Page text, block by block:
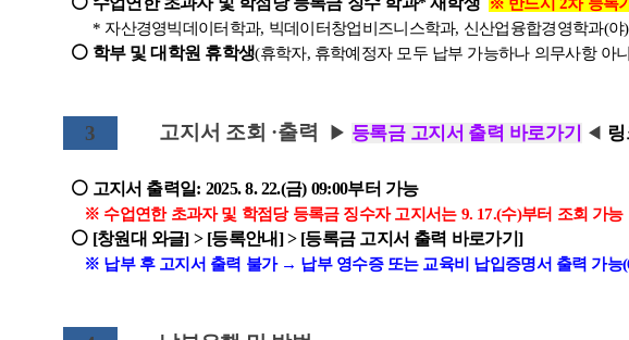
* 자산경영빅데이터학과, 빅데이터창업비즈니스학과, 신산업융합경영학과(야
⚪ 학부 및 대학원 휴학생(휴학자, 휴학예정자 모두 납부 가능하나 의무사항 아
3 고지서 조회 ·출력 ▶ 등록금 고지서 출력 바로가기 ◀
⚪ 고지서 출력일: 2025. 8. 22.(금) 09:00부터 가능
※ 수업연한 초과자 및 학점당 등록금 징수자 고지서는 9. 17.(수)부터 조회 가능
⚪ [창원대 와글] > [등록안내] > [등록금 고지서 출력 바로가기]
※ 납부 후 고지서 출력 불가 → 납부 영수증 또는 교육비 납입증명서 출력 가능